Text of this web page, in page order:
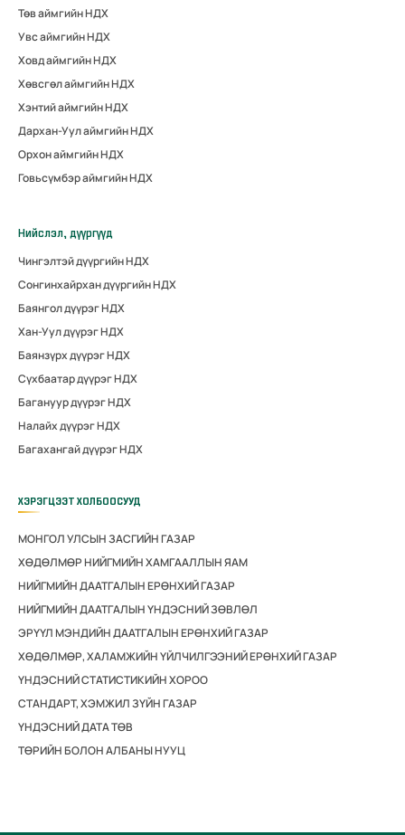
Төв аймгийн НДХ
Увс аймгийн НДХ
Ховд аймгийн НДХ
Хөвсгөл аймгийн НДХ
Хэнтий аймгийн НДХ
Дархан-Уул аймгийн НДХ
Орхон аймгийн НДХ
Говьсүмбэр аймгийн НДХ
Нийслэл, дүүргүүд
Чингэлтэй дүүргийн НДХ
Сонгинхайрхан дүүргийн НДХ
Баянгол дүүрэг НДХ
Хан-Уул дүүрэг НДХ
Баянзүрх дүүрэг НДХ
Сүхбаатар дүүрэг НДХ
Багануур дүүрэг НДХ
Налайх дүүрэг НДХ
Багахангай дүүрэг НДХ
ХЭРЭГЦЭЭТ ХОЛБООСУУД
МОНГОЛ УЛСЫН ЗАСГИЙН ГАЗАР
ХӨДӨЛМӨР НИЙГМИЙН ХАМГААЛЛЫН ЯАМ
НИЙГМИЙН ДААТГАЛЫН ЕРӨНХИЙ ГАЗАР
НИЙГМИЙН ДААТГАЛЫН ҮНДЭСНИЙ ЗӨВЛӨЛ
ЭРҮҮЛ МЭНДИЙН ДААТГАЛЫН ЕРӨНХИЙ ГАЗАР
ХӨДӨЛМӨР, ХАЛАМЖИЙН ҮЙЛЧИЛГЭЭНИЙ ЕРӨНХИЙ ГАЗАР
ҮНДЭСНИЙ СТАТИСТИКИЙН ХОРОО
СТАНДАРТ, ХЭМЖИЛ ЗҮЙН ГАЗАР
ҮНДЭСНИЙ ДАТА ТӨВ
ТӨРИЙН БОЛОН АЛБАНЫ НУУЦ